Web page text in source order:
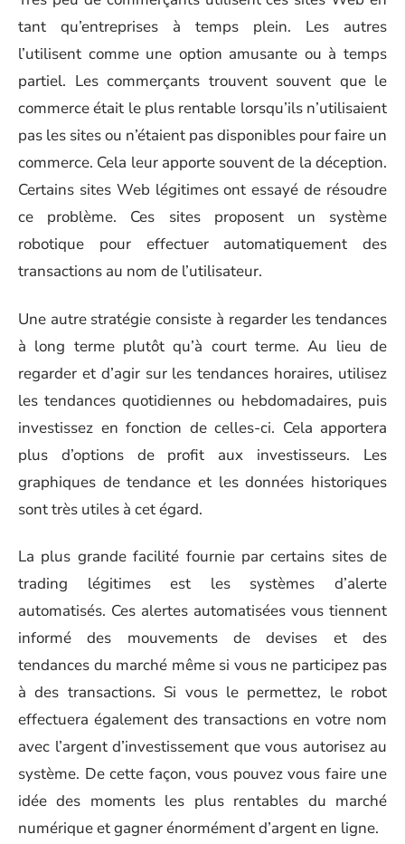
tant qu’entreprises à temps plein. Les autres
l’utilisent comme une option amusante ou à temps
partiel. Les commerçants trouvent souvent que le
commerce était le plus rentable lorsqu’ils n’utilisaient
pas les sites ou n’étaient pas disponibles pour faire un
commerce. Cela leur apporte souvent de la déception.
Certains sites Web légitimes ont essayé de résoudre
ce problème. Ces sites proposent un système
robotique pour effectuer automatiquement des
transactions au nom de l’utilisateur.
Une autre stratégie consiste à regarder les tendances
à long terme plutôt qu’à court terme. Au lieu de
regarder et d’agir sur les tendances horaires, utilisez
les tendances quotidiennes ou hebdomadaires, puis
investissez en fonction de celles-ci. Cela apportera
plus d’options de profit aux investisseurs. Les
graphiques de tendance et les données historiques
sont très utiles à cet égard.
La plus grande facilité fournie par certains sites de
trading légitimes est les systèmes d’alerte
automatisés. Ces alertes automatisées vous tiennent
informé des mouvements de devises et des
tendances du marché même si vous ne participez pas
à des transactions. Si vous le permettez, le robot
effectuera également des transactions en votre nom
avec l’argent d’investissement que vous autorisez au
système. De cette façon, vous pouvez vous faire une
idée des moments les plus rentables du marché
numérique et gagner énormément d’argent en ligne.